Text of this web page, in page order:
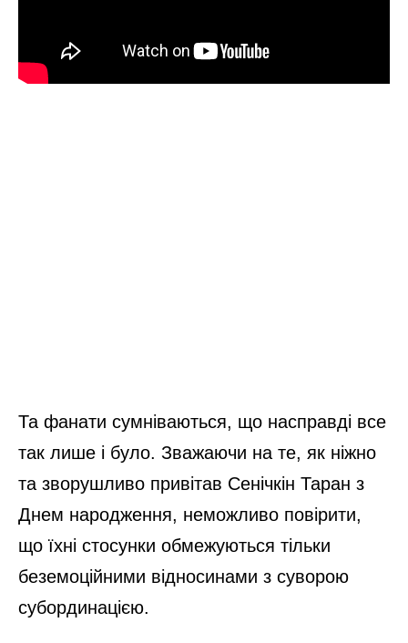
Та фанати сумніваються, що насправді все
так лише і було. Зважаючи на те, як ніжно
та зворушливо привітав Сенічкін Таран з
Днем народження, неможливо повірити,
що їхні стосунки обмежуються тільки
беземоційними відносинами з суворою
субординацією.